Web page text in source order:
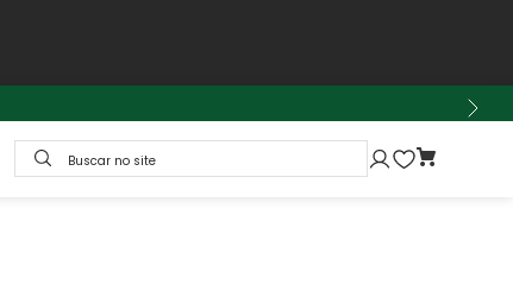
Buscar no site